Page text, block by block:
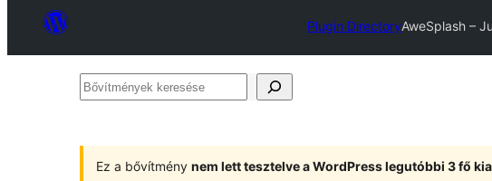
Plugin DirectoryAweSplash –
Bővítmények
Ez a bővítmény nem lett tesztelve a WordPress legutóbbi 3 fő